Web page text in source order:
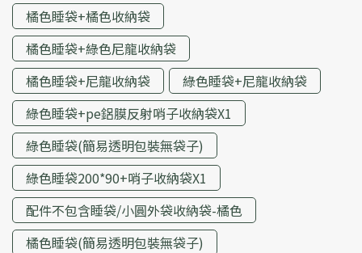
橘色睡袋+橘色收納袋
橘色睡袋+綠色尼龍收納袋
橘色睡袋+尼龍收納袋
綠色睡袋+尼龍收納袋
綠色睡袋+pe鋁膜反射哨子收納袋X1
綠色睡袋(簡易透明包裝無袋子)
綠色睡袋200*90+哨子收納袋X1
配件不包含睡袋/小圓外袋收納袋-橘色
橘色睡袋(簡易透明包裝無袋子)